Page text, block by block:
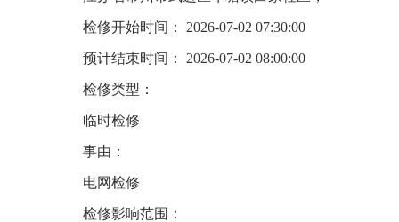
检修开始时间： 2026-07-02 07:30:00
预计结束时间： 2026-07-02 08:00:00
检修类型：
临时检修
事由：
电网检修
检修影响范围：